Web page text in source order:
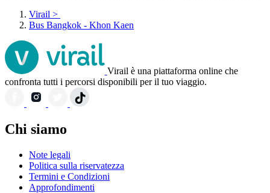
Virail >
Bus Bangkok - Khon Kaen
Virail è una piattaforma online che
confronta tutti i percorsi disponibili per il tuo viaggio.
Chi siamo
Note legali
Politica sulla riservatezza
Termini e Condizioni
Approfondimenti